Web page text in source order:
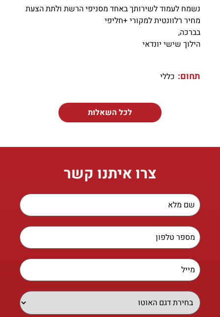
נשמח לעמוד לשירותך באחד מסניפי הרשת ולתת הצעת
מחיר רלוונטית למקורי +חליפי
בברכה,
הילוך שישי יונדאי
תחום: כללי
לכל השאלות
צרו איתנו קשר